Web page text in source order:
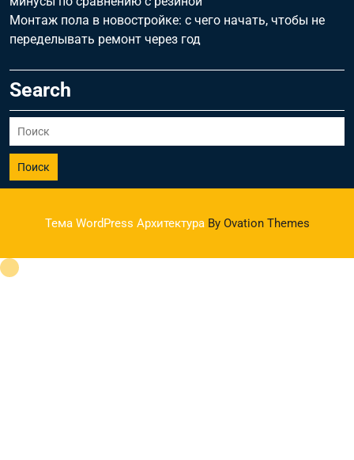
Монтаж пола в новостройке: с чего начать, чтобы не
переделывать ремонт через год
Search
Поиск
Тема WordPress АрхитектураBy Ovation Themes